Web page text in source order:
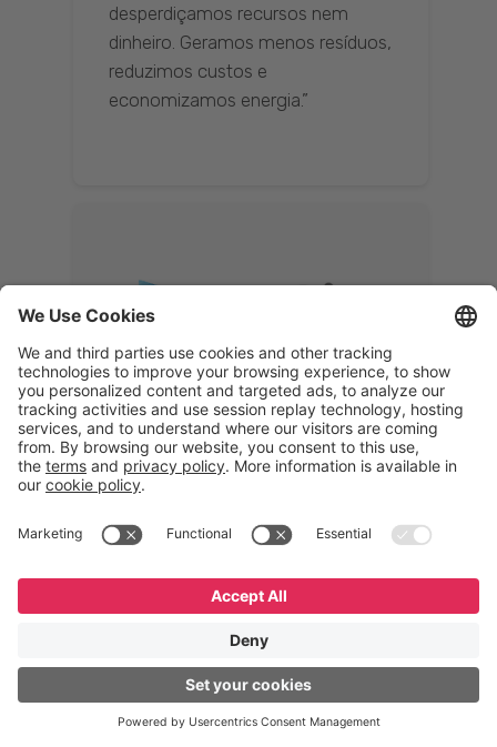
desperdiçamos recursos nem
dinheiro. Geramos menos resíduos,
reduzimos custos e
economizamos energia.”
Memphis
Eduardo Ribeiro
CEO
uma solução 360°, que permite
logística reversa. Podemos
verificar, analisar, recondicionar e
reintegrar equipamentos à cadeia,